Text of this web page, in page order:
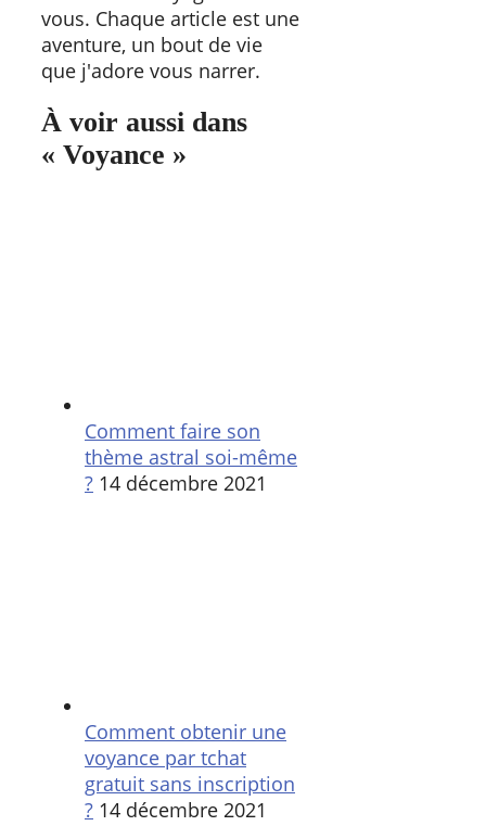
vous. Chaque article est une
aventure, un bout de vie
que j'adore vous narrer.
À voir aussi dans
« Voyance »
Comment faire son
thème astral soi-même
? 14 décembre 2021
Comment obtenir une
voyance par tchat
gratuit sans inscription
? 14 décembre 2021